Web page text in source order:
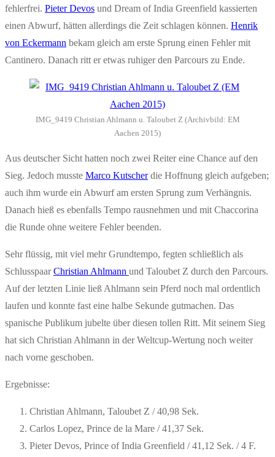
fehlerfrei. Pieter Devos und Dream of India Greenfield kassierten
einen Abwurf, hätten allerdings die Zeit schlagen können. Henrik
von Eckermann bekam gleich am erste Sprung einen Fehler mit
Cantinero. Danach ritt er etwas ruhiger den Parcours zu Ende.
IMG_9419 Christian Ahlmann u. Taloubet Z (Archivbild: EM
Aachen 2015)
Aus deutscher Sicht hatten noch zwei Reiter eine Chance auf den
Sieg. Jedoch musste Marco Kutscherdie Hoffnung gleich aufgeben;
auch ihm wurde ein Abwurf am ersten Sprung zum Verhängnis.
Danach hieß es ebenfalls Tempo rausnehmen und mit Chaccorina
die Runde ohne weitere Fehler beenden.
Sehr flüssig, mit viel mehr Grundtempo, fegten schließlich als
SchlusspaarChristian Ahlmann und Taloubet Z durch den Parcours.
Auf der letzten Linie ließ Ahlmann sein Pferd noch mal ordentlich
laufen und konnte fast eine halbe Sekunde gutmachen. Das
spanische Publikum jubelte über diesen tollen Ritt. Mit seinem Sieg
hat sich Christian Ahlmann in der Weltcup-Wertung noch weiter
nach vorne geschoben.
Ergebnisse:
Christian Ahlmann, Taloubet Z / 40,98 Sek.
Carlos Lopez, Prince de la Mare / 41,37 Sek.
Pieter Devos, Prince of India Greenfield / 41,12 Sek. / 4 F.